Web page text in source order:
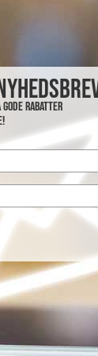
rabatter